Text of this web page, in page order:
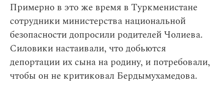
Примерно в это же время в Туркменистане
сотрудники министерства национальной
безопасности допросили родителей Чолиева.
Силовики настаивали, что добьются
депортации их сына на родину, и потребовали,
чтобы он не критиковал Бердымухамедова.